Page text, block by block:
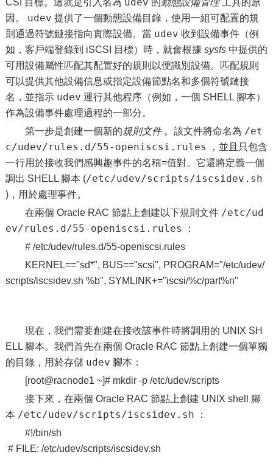
CSI 目標。這就是引入名為
的動態設備管理工具的原
因。 udev 提供了一個動態設備目錄，使用一組可配置的規
則通過符號鏈接指向實際設備。當 udev 收到設備事件（例
如，客戶端登錄到 iSCSI 目標）時，就會根據 sysfs中提供的
可用設備屬性匹配其配置好的規則以便識別設備。匹配規則
可以提供其他設備信息或指定設備節點名和多個符號鏈接
名，並指示 udev 運行其他程序（例如，一個 SHELL 腳本）
作為設備事件處理過程的一部分。
第一步是創建一個新的規則文件。該文件將命名為 /et
c/udev/rules.d/55-openiscsi.rules
，並且只包含
一行用於接收我們感興趣事件的名稱=值對。它還將定義一個
調出 SHELL 腳本 (/etc/udev/scripts/iscsidev.sh
)，用於處理事件。
在兩個 Oracle RAC 節點上創建以下規則文件 /etc/ud
ev/rules.d/55-openiscsi.rules
：
# /etc/udev/rules.d/55-openiscsi.rules
KERNEL=="sd*", BUS=="scsi", PROGRAM="/etc/udev/
scripts/iscsidev.sh %b", SYMLINK+="iscsi/%c/part%n"
現在，我們需要創建在接收該事件時將調用的 UNIX SH
ELL 腳本。我們首先在兩個 Oracle RAC 節點上創建一個單獨
的目錄，用於存儲 udev 腳本：
[root@racnode1 ~]# mkdir -p /etc/udev/scripts
接下來，在兩個 Oracle RAC 節點上創建 UNIX shell 腳
本 /etc/udev/scripts/iscsidev.sh ：
#!/bin/sh
# FILE: /etc/udev/scripts/iscsidev.sh